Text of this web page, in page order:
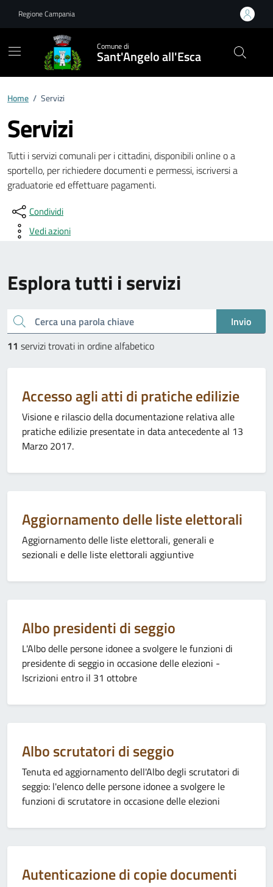
Regione Campania
Comune di
Sant'Angelo all'Esca
Home / Servizi
Servizi
Tutti i servizi comunali per i cittadini, disponibili online o a
sportello, per richiedere documenti e permessi, iscriversi a
graduatorie ed effettuare pagamenti.
Condividi
Vedi azioni
Esplora tutti i servizi
Cerca una parola chiave
Invio
11 servizi trovati in ordine alfabetico
Categoria:
Accesso agli atti di pratiche edilizie
Visione e rilascio della documentazione relativa alle
pratiche edilizie presentate in data antecedente al 13
Marzo 2017.
Categoria:
Aggiornamento delle liste elettorali
Aggiornamento delle liste elettorali, generali e
sezionali e delle liste elettorali aggiuntive
Categoria:
Albo presidenti di seggio
L'Albo delle persone idonee a svolgere le funzioni di
presidente di seggio in occasione delle elezioni -
Iscrizioni entro il 31 ottobre
Categoria:
Albo scrutatori di seggio
Tenuta ed aggiornamento dell'Albo degli scrutatori di
seggio: l'elenco delle persone idonee a svolgere le
funzioni di scrutatore in occasione delle elezioni
Categoria:
Autenticazione di copie documenti